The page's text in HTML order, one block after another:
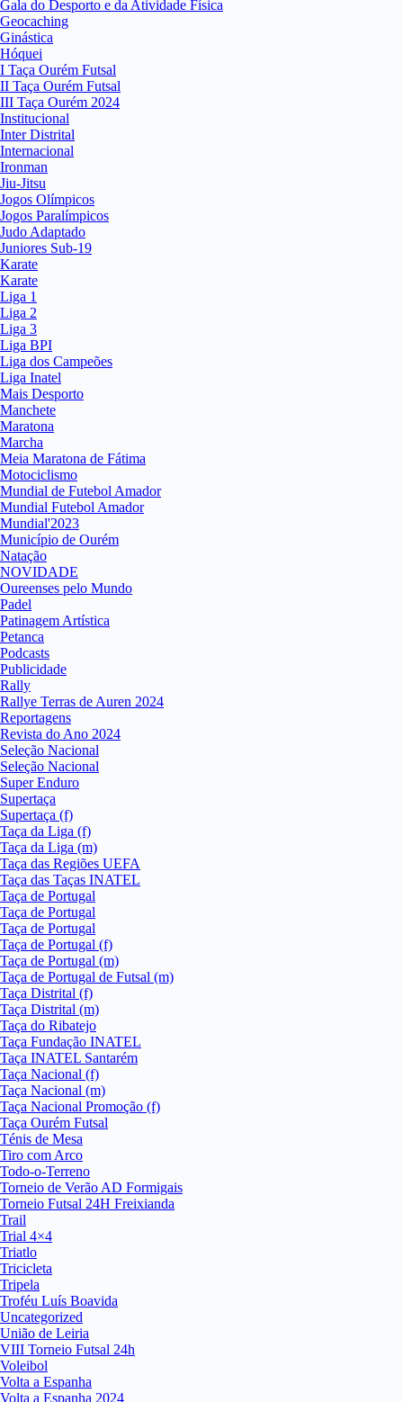
Gala do Desporto e da Atividade Física
Geocaching
Ginástica
Hóquei
I Taça Ourém Futsal
II Taça Ourém Futsal
III Taça Ourém 2024
Institucional
Inter Distrital
Internacional
Ironman
Jiu-Jitsu
Jogos Olímpicos
Jogos Paralímpicos
Judo Adaptado
Juniores Sub-19
Karate
Karate
Liga 1
Liga 2
Liga 3
Liga BPI
Liga dos Campeões
Liga Inatel
Mais Desporto
Manchete
Maratona
Marcha
Meia Maratona de Fátima
Motociclismo
Mundial de Futebol Amador
Mundial Futebol Amador
Mundial'2023
Município de Ourém
Natação
NOVIDADE
Oureenses pelo Mundo
Padel
Patinagem Artística
Petanca
Podcasts
Publicidade
Rally
Rallye Terras de Auren 2024
Reportagens
Revista do Ano 2024
Seleção Nacional
Seleção Nacional
Super Enduro
Supertaça
Supertaça (f)
Taça da Liga (f)
Taça da Liga (m)
Taça das Regiões UEFA
Taça das Taças INATEL
Taça de Portugal
Taça de Portugal
Taça de Portugal
Taça de Portugal (f)
Taça de Portugal (m)
Taça de Portugal de Futsal (m)
Taça Distrital (f)
Taça Distrital (m)
Taça do Ribatejo
Taça Fundação INATEL
Taça INATEL Santarém
Taça Nacional (f)
Taça Nacional (m)
Taça Nacional Promoção (f)
Taça Ourém Futsal
Ténis de Mesa
Tiro com Arco
Todo-o-Terreno
Torneio de Verão AD Formigais
Torneio Futsal 24H Freixianda
Trail
Trial 4×4
Triatlo
Tricicleta
Tripela
Troféu Luís Boavida
Uncategorized
União de Leiria
VIII Torneio Futsal 24h
Voleibol
Volta a Espanha
Volta a Espanha 2024